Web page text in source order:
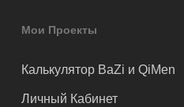
Мои Проекты
Калькулятор BaZi и QiMen
Личный Кабинет